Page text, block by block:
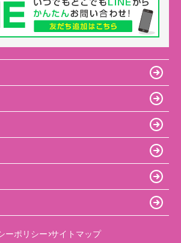
ーポリシー サイトマップ